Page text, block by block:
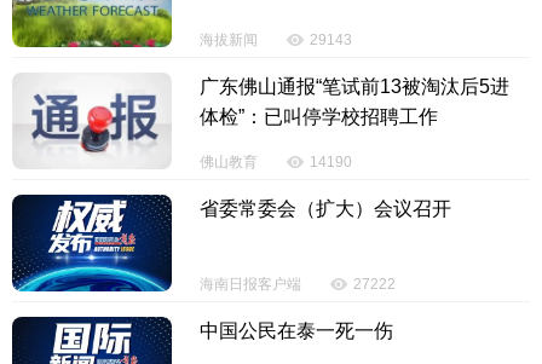
在红十字会工作人员的全程陪同下，小林依次完成高
分辨配型、全面体格检查等各项流程，全程积极配
合，态度从容坚定。
海拔新闻 29143
广东佛山通报“笔试前13被淘汰后5进
体检”：已叫停学校招聘工作
佛山教育 14190
省委常委会（扩大）会议召开
海南日报客户端 27222
中国公民在泰一死一伤